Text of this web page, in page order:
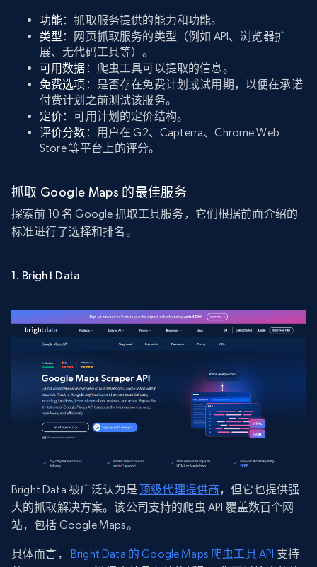
功能：抓取服务提供的能力和功能。
类型 ：网页抓取服务的类型（例如 API、浏览器扩
展、无代码工具等）。
可用数据 ：爬虫工具可以提取的信息。
免费选项 ：是否存在免费计划或试用期，以便在承诺
付费计划之前测试该服务。
定价：可用计划的定价结构。
评价分数 ：用户在 G2、Capterra、Chrome Web
Store 等平台上的评分。
抓取 Google Maps 的最佳服务
探索前 10 名 Google 抓取工具服务，它们根据前面介绍的
标准进行了选择和排名。
1. Bright Data
Bright Data 被广泛认为是顶级代理提供商，但它也提供强
大的抓取解决方案。该公司支持的爬虫 API 覆盖数百个网
站，包括 Google Maps。
具体而言， Bright Data 的 Google Maps 爬虫工具 API 支持